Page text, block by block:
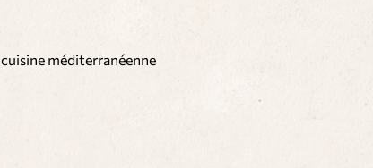
cuisine méditerranéenne